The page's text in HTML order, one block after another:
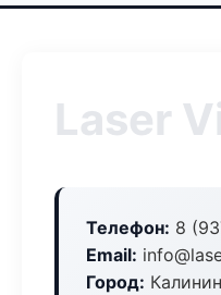
Laser
Телефон: 8
Email:
Город: